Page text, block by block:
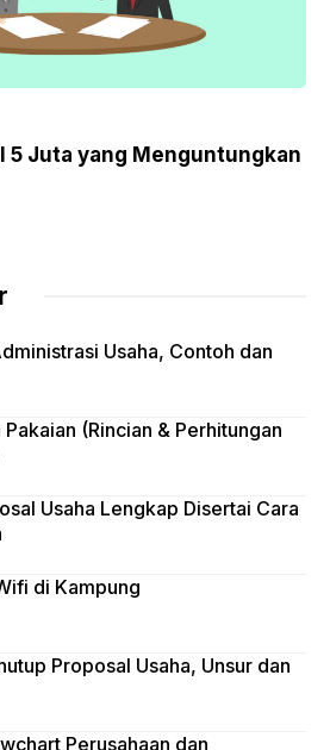
5 Juta yang Menguntungkan
Usaha, Contoh dan
(Rincian & Perhitungan
Usaha Lengkap Disertai Cara
di Kampung
Proposal Usaha, Unsur dan
Perusahaan dan